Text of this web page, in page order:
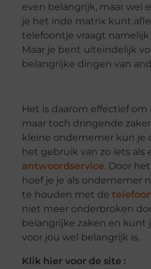
even belangrijk, maar wel
je het inde matrix kunt
telefoontje vraagt
Maar je bent uiteindelijk
belangrijke dingen van
Het is daarom effectief
maar toch dringende
kleine ondernemer kun je
het gebruik van zo iets als
antwoordservice. Door
hoef je je als ondernemer
te houden met de
niet meer onderbroken
belangrijke zaken en kunt
voor jou wel belangrijk is.
Klik hier voor de site :